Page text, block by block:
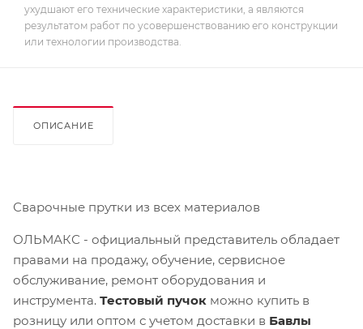
ухудшают его технические характеристики, а являются
результатом работ по усовершенствованию его конструкции
или технологии производства.
ОПИСАНИЕ
Сварочные прутки из всех материалов
ОЛЬМАКС - официальный представитель обладает
правами на продажу, обучение, сервисное
обслуживание, ремонт оборудования и
инструмента. Тестовый пучок можно купить в
розницу или оптом с учетом доставки в Бавлы